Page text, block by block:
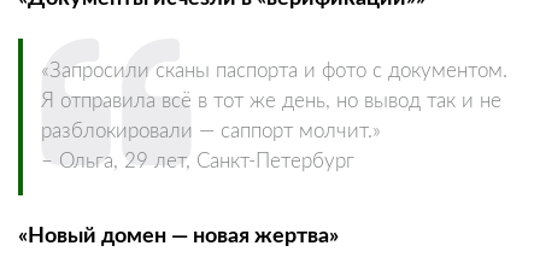
«Запросили сканы паспорта и фото с документом.
Я отправила всё в тот же день, но вывод так и не
разблокировали — саппорт молчит.»
– Ольга, 29 лет, Санкт‑Петербург
«Новый домен — новая жертва»